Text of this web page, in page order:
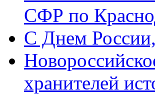
СФР по
C Днем
хранителей